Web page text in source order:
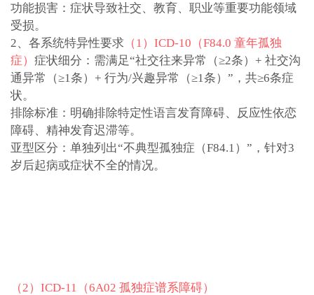
功能损害：症状导致社交、教育、职业等重要功能领域
受损。
2、各系统特异性要求 （1）ICD-10（F84.0 童年孤独
症） 症状细分：需满足“社交往来异常（≥2条）+ 社交沟
通异常（≥1条）+ 行为/兴趣异常（≥1条）”，共≥6条症
状。
排除标准：明确排除特定性语言发育障碍、反应性依恋
障碍、精神发育迟滞等。
亚型区分：单独列出“不典型孤独症（F84.1）”，针对3
岁后起病或症状不全的情况。
（2）ICD-11（6A02 孤独症谱系障碍）